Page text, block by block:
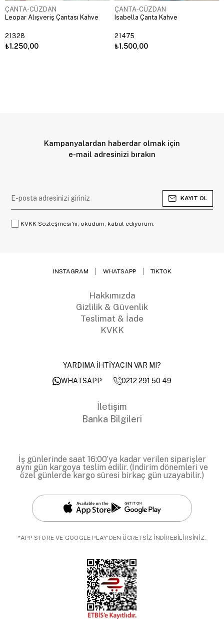
ÇANTA-CÜZDAN
Leopar Alışveriş Çantası Kahve
21328
₺1.250,00
ÇANTA-CÜZDAN
Isabella Çanta Kahve
21475
₺1.500,00
Kampanyalardan haberdar olmak için
e-mail adresinizi bırakın
KAYIT OL
KVKK Sözleşmesi'ni, okudum, kabul ediyorum.
INSTAGRAM WHATSAPP TIKTOK
Hakkımızda
Gizlilik & Güvenlik
Teslimat & İade
KVKK
YARDIMA İHTİYACIN VAR MI?
WHATSAPP
0212 291 50 49
İletişim
Banka Bilgileri
İş günlerinde saat 16:00’ya kadar verilen siparişler
aynı gün kargoya teslim edilir. (İndirim dönemleri ve
özel günlerde kargo süresi birkaç gün uzayabilir.)
*APP STORE VE GOOGLE PLAY'DEN ÜCRETSİZ İNDİREBİLİRSİNİZ.